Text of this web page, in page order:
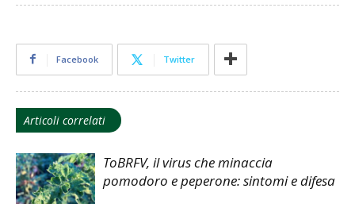
Facebook Twitter
Articoli correlati
ToBRFV, il virus che minaccia
pomodoro e peperone: sintomi e difesa